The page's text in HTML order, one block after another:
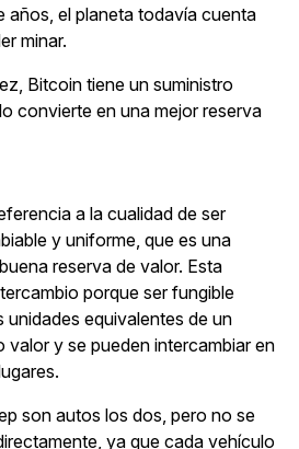
años, el planeta todavía cuenta
minar.
Bitcoin tiene un suministro
convierte en una mejor reserva
a la cualidad de ser
y uniforme, que es una
reserva de valor. Esta
porque ser fungible
unidades equivalentes de un
valor y se pueden intercambiar en
son autos los dos, pero no se
ya que cada vehículo